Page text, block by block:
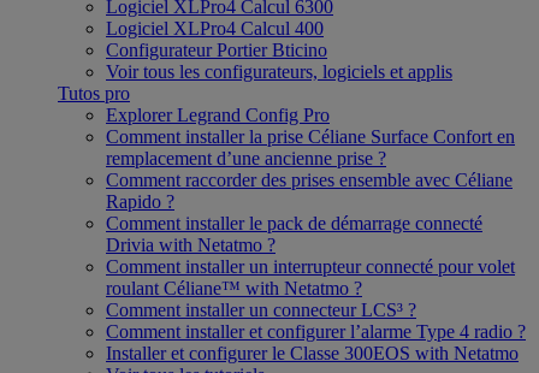
Logiciel XLPro4 Calcul 6300
Logiciel XLPro4 Calcul 400
Configurateur Portier Bticino
Voir tous les configurateurs, logiciels et applis
Tutos pro
Explorer Legrand Config Pro
Comment installer la prise Céliane Surface Confort en
remplacement d’une ancienne prise ?
Comment raccorder des prises ensemble avec Céliane
Rapido ?
Comment installer le pack de démarrage connecté
Drivia with Netatmo ?
Comment installer un interrupteur connecté pour volet
roulant Céliane™ with Netatmo ?
Comment installer un connecteur LCS³ ?
Comment installer et configurer l’alarme Type 4 radio ?
Installer et configurer le Classe 300EOS with Netatmo